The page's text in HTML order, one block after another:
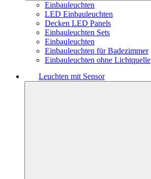
Einbauleuchten
LED Einbauleuchten
Decken LED Panels
Einbauleuchten Sets
Einbauleuchten
Einbauleuchten für Badezimmer
Einbauleuchten ohne Lichtquelle
Leuchten mit Sensor